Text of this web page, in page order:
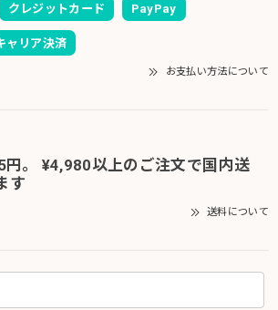
クレジットカード PayPay
ャリア決済
お支払い方法について
。 ¥4,980以上のご注文で国内送
す
送料について